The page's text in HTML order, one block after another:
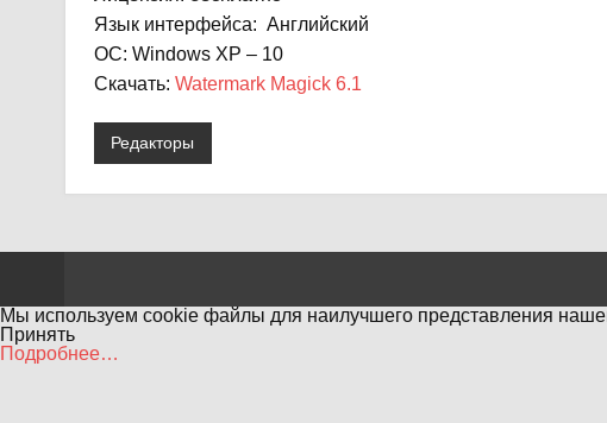
Язык интерфейса: Английский
ОС: Windows XP – 10
Скачать: Watermark Magick 6.1
Редакторы
Мы используем cookie файлы для наилучшего представления
Принять
Подробнее…